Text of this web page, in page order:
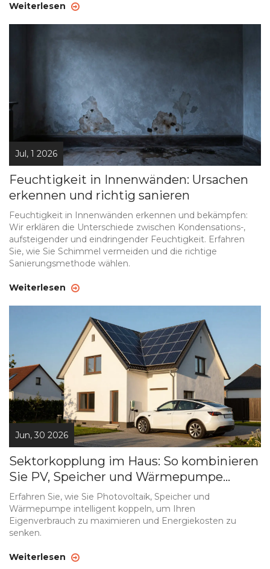
Weiterlesen
Jul, 1 2026
Feuchtigkeit in Innenwänden: Ursachen
erkennen und richtig sanieren
Feuchtigkeit in Innenwänden erkennen und bekämpfen:
Wir erklären die Unterschiede zwischen Kondensations-,
aufsteigender und eindringender Feuchtigkeit. Erfahren
Sie, wie Sie Schimmel vermeiden und die richtige
Sanierungsmethode wählen.
Weiterlesen
Jun, 30 2026
Sektorkopplung im Haus: So kombinieren
Sie PV, Speicher und Wärmepumpe
richtig
Erfahren Sie, wie Sie Photovoltaik, Speicher und
Wärmepumpe intelligent koppeln, um Ihren
Eigenverbrauch zu maximieren und Energiekosten zu
senken.
Weiterlesen